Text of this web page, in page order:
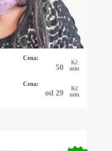
Cena:
50
Kč
min
Cena:
od 29
Kč
min
Jejich moudrost,
pomáhat ostatním
na lásku, štěstí a
život.